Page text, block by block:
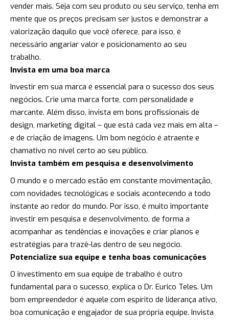
vender mais. Seja com seu produto ou seu serviço, tenha em
mente que os preços precisam ser justos e demonstrar a
valorização daquilo que você oferece, para isso, é
necessário angariar valor e posicionamento ao seu
trabalho.
Invista em uma boa marca
Investir em sua marca é essencial para o sucesso dos seus
negócios. Crie uma marca forte, com personalidade e
marcante. Além disso, invista em bons profissionais de
design, marketing digital – que está cada vez mais em alta –
e de criação de imagens. Um bom negócio é atraente e
chamativo no nível certo ao seu público.
Invista também em pesquisa e desenvolvimento
O mundo e o mercado estão em constante movimentação,
com novidades tecnológicas e sociais acontecendo a todo
instante ao redor do mundo. Por isso, é muito importante
investir em pesquisa e desenvolvimento, de forma a
acompanhar as tendências e inovações e criar planos e
estratégias para trazê-las dentro de seu negócio.
Potencialize sua equipe e tenha boas comunicações
O investimento em sua equipe de trabalho é outro
fundamental para o sucesso, explica o Dr. Eurico Teles. Um
bom empreendedor é aquele com espírito de liderança ativo,
boa comunicação e engajador de sua própria equipe. Invista